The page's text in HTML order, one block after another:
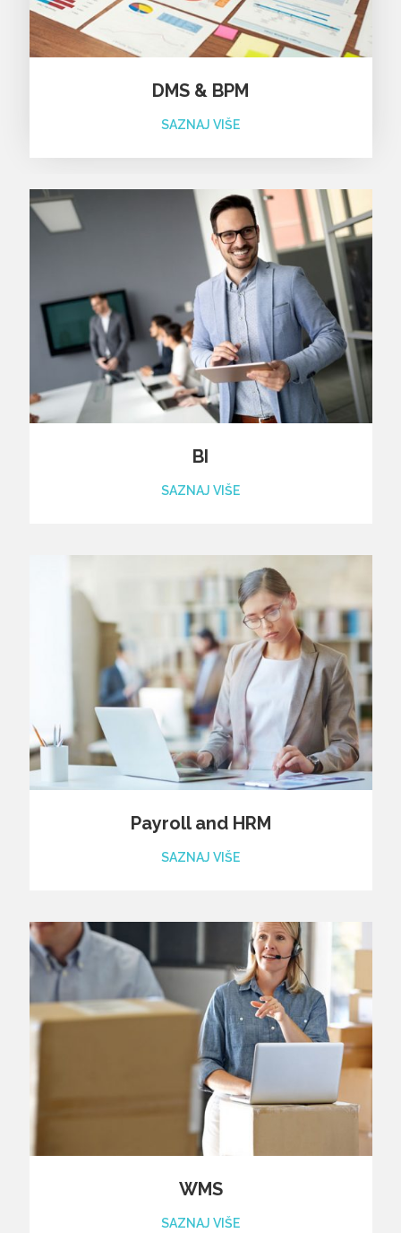
DMS & BPM
SAZNAJ VIŠE
BI
SAZNAJ VIŠE
Payroll and HRM
SAZNAJ VIŠE
WMS
SAZNAJ VIŠE